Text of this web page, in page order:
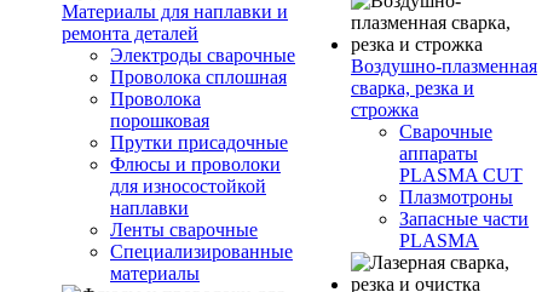
Материалы для наплавки и
ремонта деталей
Электроды сварочные
Проволока сплошная
Проволока
порошковая
Прутки присадочные
Флюсы и проволоки
для износостойкой
наплавки
Ленты сварочные
Специализированные
материалы
Воздушно-плазменная
сварка, резка и
строжка
Сварочные
аппараты
PLASMA CUT
Плазмотроны
Запасные части
PLASMA